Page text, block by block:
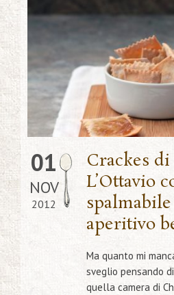
01
NOV
2012
Crackes
L’Ottavio
aperitivo
Ma quanto mi
sveglio pensando
quella camera di